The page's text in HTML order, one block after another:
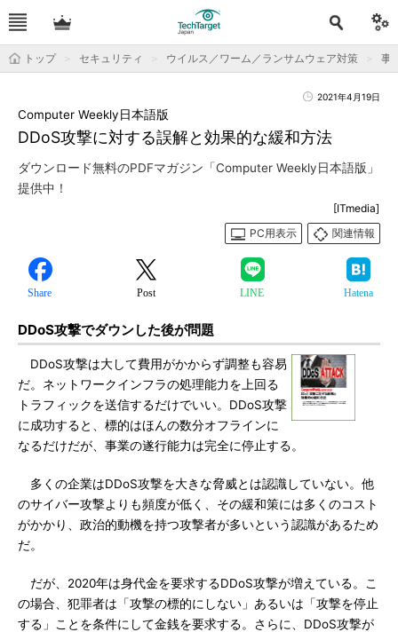
トップ セキュリティ ウイルス／ワーム／ランサムウェア対策 事
2021年4月19日
DDoS攻撃に対する誤解と効果的な緩和方法
Computer Weekly日本語版
ダウンロード無料のPDFマガジン「Computer Weekly日本語版」
提供中！
[ITmedia]
PC用表示
関連情報
Share Post LINE Hatena
DDoS攻撃でダウンした後が問題
DDoS攻撃は大して費用がかからず調整も容易
だ。ネットワークインフラの処理能力を上回る
トラフィックを送信するだけでいい。DDoS攻撃
に成功すると、標的はほんの数分オフラインに
なるだけだが、事業の遂行能力は完全に停止する。
多くの企業はDDoS攻撃を大きな脅威とは認識していない。他
のサイバー攻撃よりも頻度が低く、その緩和策には多くのコスト
がかかり、政治的動機を持つ攻撃者が多いという認識があるため
だ。
だが、2020年は身代金を要求するDDoS攻撃が増えている。こ
の場合、犯罪者は「攻撃の標的にしない」あるいは「攻撃を停止
する」ことを条件にして金銭を要求する。さらに、DDoS攻撃が